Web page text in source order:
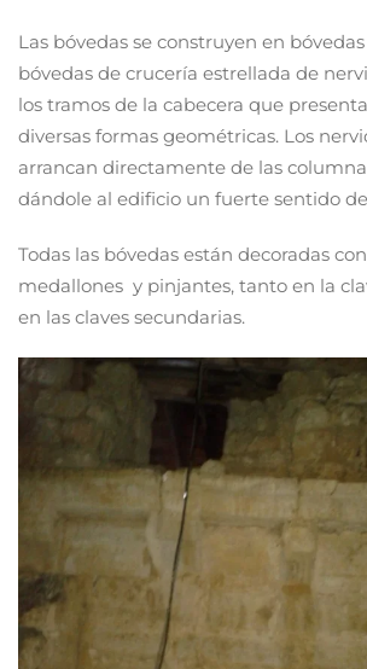
Las bóvedas se construyen en
bóvedas de crucería estrellada de
los tramos de la cabecera que
diversas formas geométricas. Los
arrancan directamente de las
dándole al edificio un fuerte sentido
Todas las bóvedas están decoradas
medallones y pinjantes, tanto en la
en las claves secundarias.